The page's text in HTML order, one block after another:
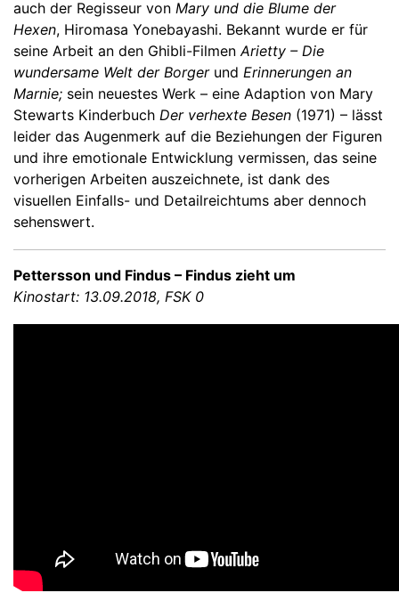
auch der Regisseur von Mary und die Blume der
Hexen, Hiromasa Yonebayashi. Bekannt wurde er für
seine Arbeit an den Ghibli-FilmenArietty – Die
wundersame Welt der Borgerund Erinnerungen an
Marnie; sein neuestes Werk – eine Adaption von Mary
Stewarts Kinderbuch Der verhexte Besen (1971) – lässt
leider das Augenmerk auf die Beziehungen der Figuren
und ihre emotionale Entwicklung vermissen, das seine
vorherigen Arbeiten auszeichnete, ist dank des
visuellen Einfalls- und Detailreichtums aber dennoch
sehenswert.
Pettersson und Findus – Findus zieht um
Kinostart: 13.09.2018, FSK 0